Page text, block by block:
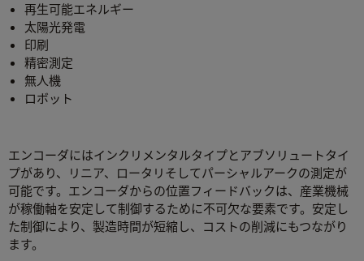
再生可能エネルギー
太陽光発電
印刷
精密測定
無人機
ロボット
エンコーダにはインクリメンタルタイプとアブソリュートタイ
プがあり、リニア、ロータリそしてパーシャルアークの測定が
可能です。エンコーダからの位置フィードバックは、産業機械
が稼働軸を安定して制御するために不可欠な要素です。安定し
た制御により、製造時間が短縮し、コストの削減にもつながり
ます。